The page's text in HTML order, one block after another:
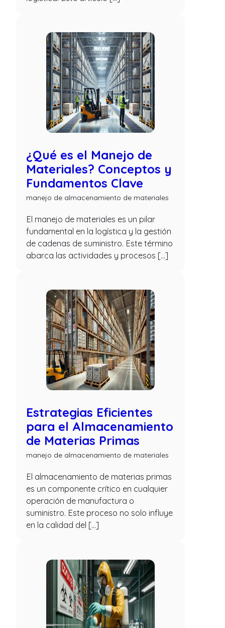
¿Qué es el Manejo de
Materiales? Conceptos y
Fundamentos Clave
manejo de almacenamiento de materiales
El manejo de materiales es un pilar
fundamental en la logística y la gestión
de cadenas de suministro. Este término
abarca las actividades y procesos […]
Estrategias Eficientes
para el Almacenamiento
de Materias Primas
manejo de almacenamiento de materiales
El almacenamiento de materias primas
es un componente crítico en cualquier
operación de manufactura o
suministro. Este proceso no solo influye
en la calidad del […]